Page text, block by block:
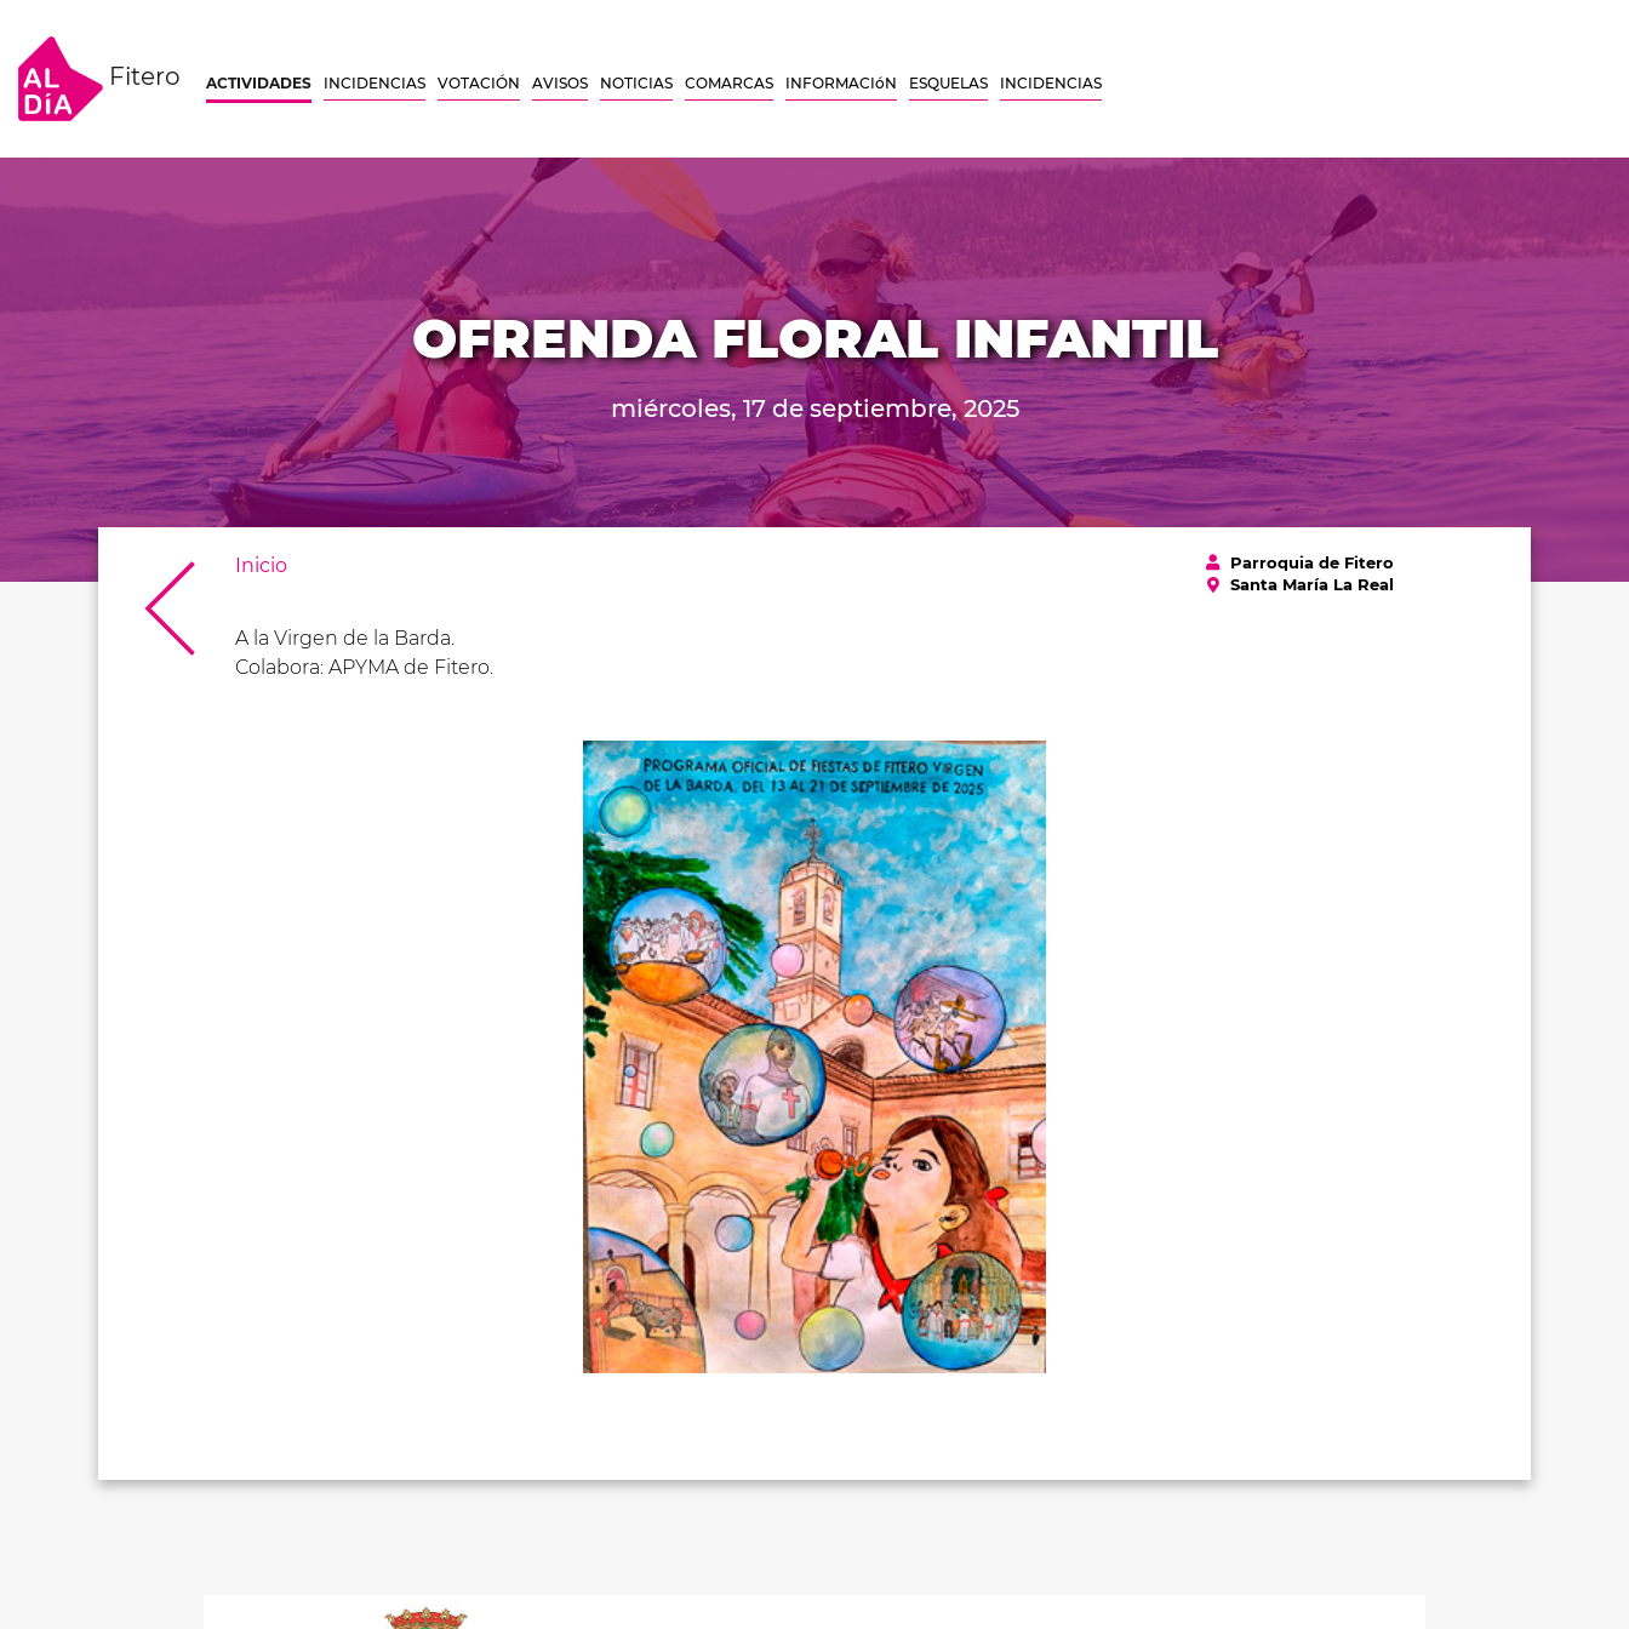
Fitero ACTIVIDADES INCIDENCIAS VOTACIÓN AVISOS NOTICIAS COMARCAS INFORMACIóN ESQUELAS INCIDENCIAS
OFRENDA FLORAL INFANTIL
miércoles, 17 de septiembre, 2025
Inicio
Parroquia de Fitero
Santa María La Real
A la Virgen de la Barda.
Colabora: APYMA de Fitero.